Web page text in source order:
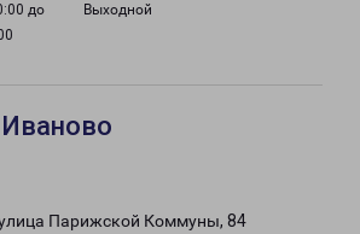
до
Выходной
Парижской Коммуны, 84